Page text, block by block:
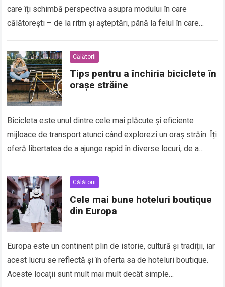
care îți schimbă perspectiva asupra modului în care
călătorești – de la ritm și așteptări, până la felul în care…
Călătorii
Tips pentru a închiria biciclete în
orașe străine
Bicicleta este unul dintre cele mai plăcute și eficiente
mijloace de transport atunci când explorezi un oraș străin. Îți
oferă libertatea de a ajunge rapid în diverse locuri, de a…
Călătorii
Cele mai bune hoteluri boutique
din Europa
Europa este un continent plin de istorie, cultură și tradiții, iar
acest lucru se reflectă și în oferta sa de hoteluri boutique.
Aceste locații sunt mult mai mult decât simple…